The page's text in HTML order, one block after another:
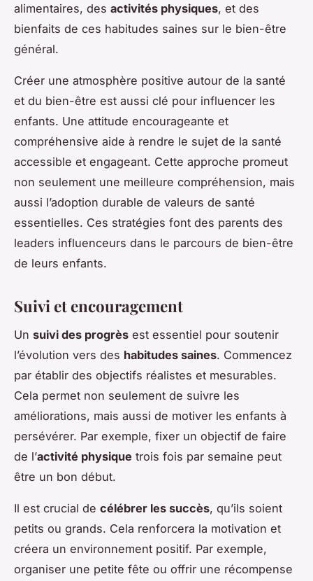
alimentaires, des activités physiques, et des
bienfaits de ces habitudes saines sur le bien-être
général.
Créer une atmosphère positive autour de la santé
et du bien-être est aussi clé pour influencer les
enfants. Une attitude encourageante et
compréhensive aide à rendre le sujet de la santé
accessible et engageant. Cette approche promeut
non seulement une meilleure compréhension, mais
aussi l’adoption durable de valeurs de santé
essentielles. Ces stratégies font des parents des
leaders influenceurs dans le parcours de bien-être
de leurs enfants.
Suivi et encouragement
Un suivi des progrès est essentiel pour soutenir
l’évolution vers des habitudes saines. Commencez
par établir des objectifs réalistes et mesurables.
Cela permet non seulement de suivre les
améliorations, mais aussi de motiver les enfants à
persévérer. Par exemple, fixer un objectif de faire
de l’activité physique trois fois par semaine peut
être un bon début.
Il est crucial de célébrer les succès, qu’ils soient
petits ou grands. Cela renforcera la motivation et
créera un environnement positif. Par exemple,
organiser une petite fête ou offrir une récompense